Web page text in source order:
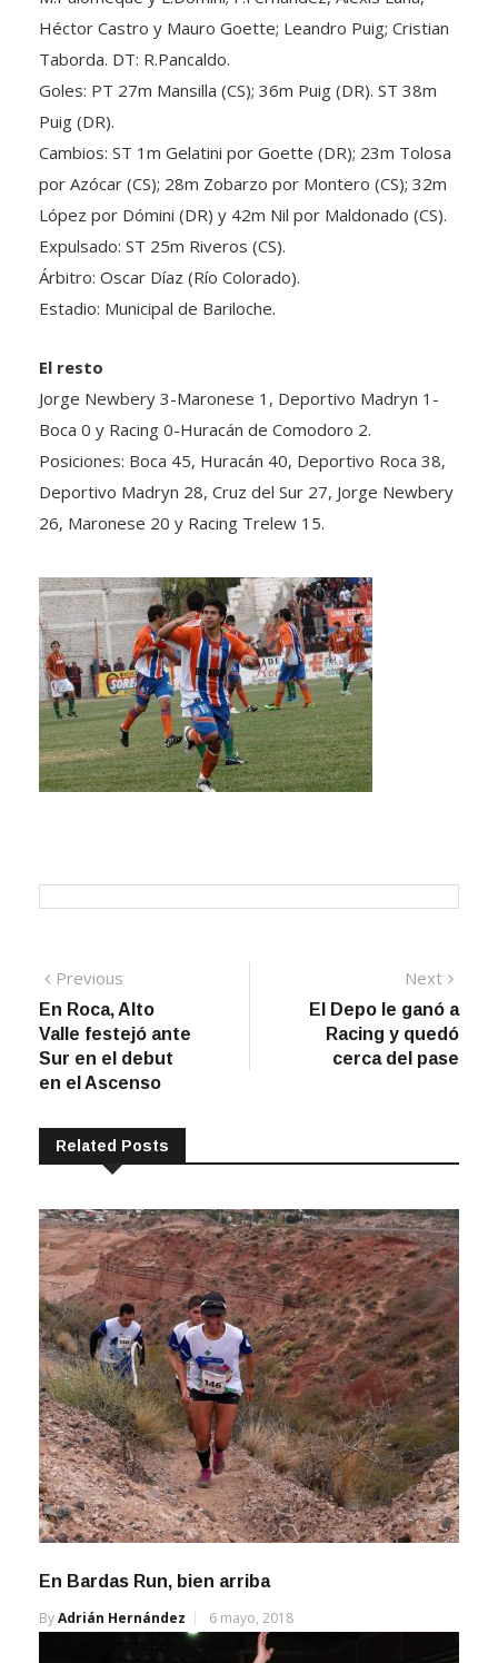
Héctor Castro y Mauro Goette; Leandro Puig; Cristian
Taborda. DT: R.Pancaldo.
Goles: PT 27m Mansilla (CS); 36m Puig (DR). ST 38m
Puig (DR).
Cambios: ST 1m Gelatini por Goette (DR); 23m Tolosa
por Azócar (CS); 28m Zobarzo por Montero (CS); 32m
López por Dómini (DR) y 42m Nil por Maldonado (CS).
Expulsado: ST 25m Riveros (CS).
Árbitro: Oscar Díaz (Río Colorado).
Estadio: Municipal de Bariloche.
El resto
Jorge Newbery 3-Maronese 1, Deportivo Madryn 1-
Boca 0 y Racing 0-Huracán de Comodoro 2.
Posiciones: Boca 45, Huracán 40, Deportivo Roca 38,
Deportivo Madryn 28, Cruz del Sur 27, Jorge Newbery
26, Maronese 20 y Racing Trelew 15.
Navegación
de
entradas
Previous
post:
En Roca, Alto
Valle festejó ante
Sur en el debut
en el Ascenso
Next
post:
El Depo le ganó a
Racing y quedó
cerca del pase
Related Posts
En Bardas Run, bien arriba
ByAdrián Hernández 6 mayo, 2018